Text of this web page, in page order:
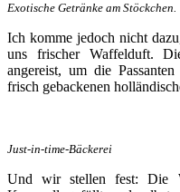
Exotische Getränke am Stöckchen.
Ich komme jedoch nicht
uns frischer Waffelduft.
angereist, um die
frisch gebackenen
Just-in-time-Bäckerei
Und wir stellen fest: Die